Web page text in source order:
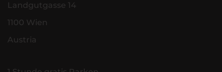
Landgutgasse 14
1100 Wien
Austria